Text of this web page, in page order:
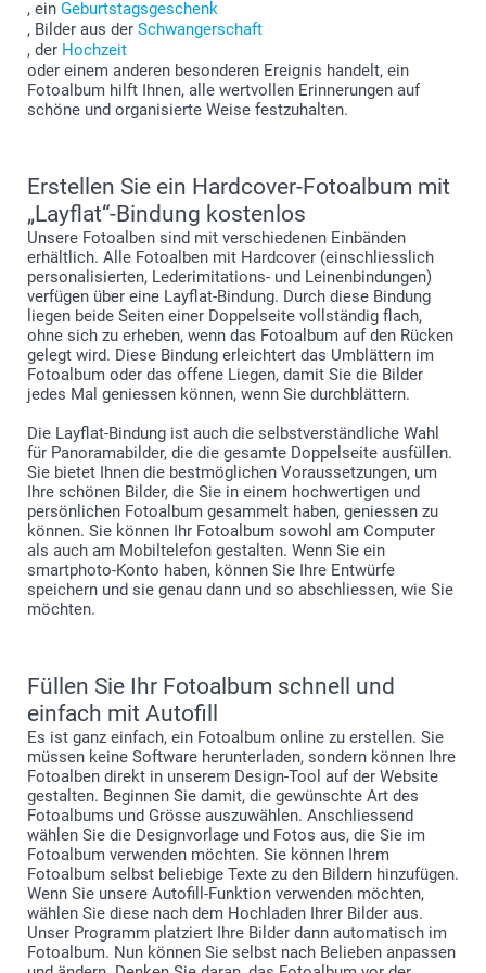
, ein Geburtstagsgeschenk
, Bilder aus der Schwangerschaft
, der Hochzeit
oder einem anderen besonderen Ereignis handelt, ein
Fotoalbum hilft Ihnen, alle wertvollen Erinnerungen auf
schöne und organisierte Weise festzuhalten.
Erstellen Sie ein Hardcover-Fotoalbum mit
„Layflat“-Bindung kostenlos
Unsere Fotoalben sind mit verschiedenen Einbänden
erhältlich. Alle Fotoalben mit Hardcover (einschliesslich
personalisierten, Lederimitations- und Leinenbindungen)
verfügen über eine Layflat-Bindung. Durch diese Bindung
liegen beide Seiten einer Doppelseite vollständig flach,
ohne sich zu erheben, wenn das Fotoalbum auf den Rücken
gelegt wird. Diese Bindung erleichtert das Umblättern im
Fotoalbum oder das offene Liegen, damit Sie die Bilder
jedes Mal geniessen können, wenn Sie durchblättern.
Die Layflat-Bindung ist auch die selbstverständliche Wahl
für Panoramabilder, die die gesamte Doppelseite ausfüllen.
Sie bietet Ihnen die bestmöglichen Voraussetzungen, um
Ihre schönen Bilder, die Sie in einem hochwertigen und
persönlichen Fotoalbum gesammelt haben, geniessen zu
können. Sie können Ihr Fotoalbum sowohl am Computer
als auch am Mobiltelefon gestalten. Wenn Sie ein
smartphoto-Konto haben, können Sie Ihre Entwürfe
speichern und sie genau dann und so abschliessen, wie Sie
möchten.
Füllen Sie Ihr Fotoalbum schnell und
einfach mit Autofill
Es ist ganz einfach, ein Fotoalbum online zu erstellen. Sie
müssen keine Software herunterladen, sondern können Ihre
Fotoalben direkt in unserem Design-Tool auf der Website
gestalten. Beginnen Sie damit, die gewünschte Art des
Fotoalbums und Grösse auszuwählen. Anschliessend
wählen Sie die Designvorlage und Fotos aus, die Sie im
Fotoalbum verwenden möchten. Sie können Ihrem
Fotoalbum selbst beliebige Texte zu den Bildern hinzufügen.
Wenn Sie unsere Autofill-Funktion verwenden möchten,
wählen Sie diese nach dem Hochladen Ihrer Bilder aus.
Unser Programm platziert Ihre Bilder dann automatisch im
Fotoalbum. Nun können Sie selbst nach Belieben anpassen